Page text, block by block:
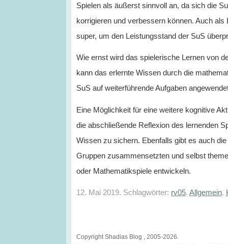
Spielen als äußerst sinnvoll an, da sich die
korrigieren und verbessern können. Auch als
super, um den Leistungsstand der SuS
Wie ernst wird das spielerische Lernen von
kann das erlernte Wissen durch die
SuS auf weiterführende Aufgaben
Eine Möglichkeit für eine weitere kognitive
die abschließende Reflexion des lernenden
Wissen zu sichern. Ebenfalls gibt es auch
Gruppen zusammensetzten und selbst
oder Mathematikspiele entwickeln.
12. Mai 2019. Schlagwörter: rv05. Allgemein.
Copyright Shadias Blog , 2005-2026.